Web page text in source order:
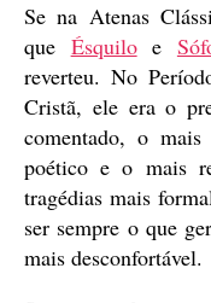
Se na Atenas
que Ésquiloe
reverteu. No
Cristã, ele era o
comentado, o
poético e o mais
tragédias mais
ser sempre o que
mais desconfortável.